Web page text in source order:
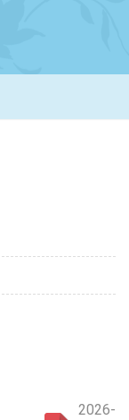
2026-